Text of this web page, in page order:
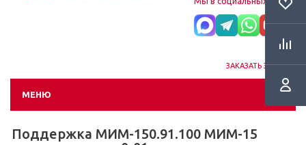
ЗАКАЗАТЬ ЗВОНОК
МЕНЮ
Поддержка МИМ-150.91.100 МИМ-15